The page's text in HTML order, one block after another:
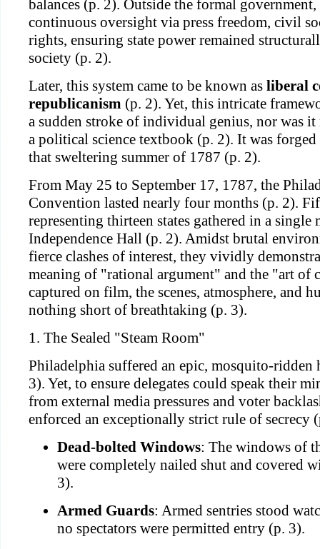
balances (p. 2). Outside the formal
continuous oversight via press freedom, civil
rights, ensuring state power remained
society (p. 2).
Later, this system came to be known as liberal
republicanism (p. 2). Yet, this intricate
a sudden stroke of individual genius, nor was
a political science textbook (p. 2). It was
that sweltering summer of 1787 (p. 2).
From May 25 to September 17, 1787, the
Convention lasted nearly four months (p. 2).
representing thirteen states gathered in a single
Independence Hall (p. 2). Amidst brutal
fierce clashes of interest, they vividly
meaning of "rational argument" and the "art of
captured on film, the scenes, atmosphere, and
nothing short of breathtaking (p. 3).
1. The Sealed "Steam Room"
Philadelphia suffered an epic, mosquito-ridden
3). Yet, to ensure delegates could speak their
from external media pressures and voter
enforced an exceptionally strict rule of secrecy
Dead-bolted Windows: The windows of
were completely nailed shut and covered
3).
Armed Guards: Armed sentries stood
no spectators were permitted entry (p. 3).